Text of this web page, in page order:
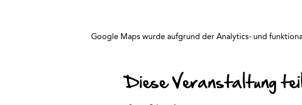
Google Maps wurde aufgrund der Analytics- und
Diese Veranstaltung